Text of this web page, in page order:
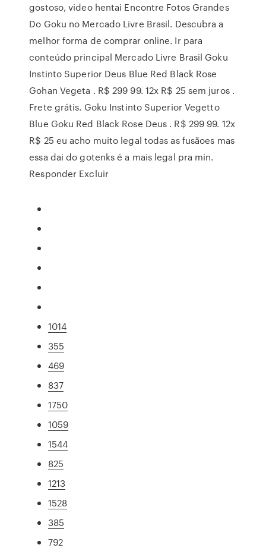
gostoso, video hentai Encontre Fotos Grandes
Do Goku no Mercado Livre Brasil. Descubra a
melhor forma de comprar online. Ir para
conteúdo principal Mercado Livre Brasil Goku
Instinto Superior Deus Blue Red Black Rose
Gohan Vegeta . R$ 299 99. 12x R$ 25 sem juros .
Frete grátis. Goku Instinto Superior Vegetto
Blue Goku Red Black Rose Deus . R$ 299 99. 12x
R$ 25 eu acho muito legal todas as fusãoes mas
essa dai do gotenks é a mais legal pra min.
Responder Excluir
1014
355
469
837
1750
1059
1544
825
1213
1528
385
792